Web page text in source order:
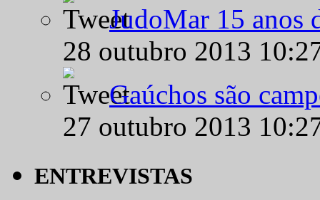
JudoMar 15 anos
28 outubro 2013
Gaúchos são
27 outubro 2013
ENTREVISTAS